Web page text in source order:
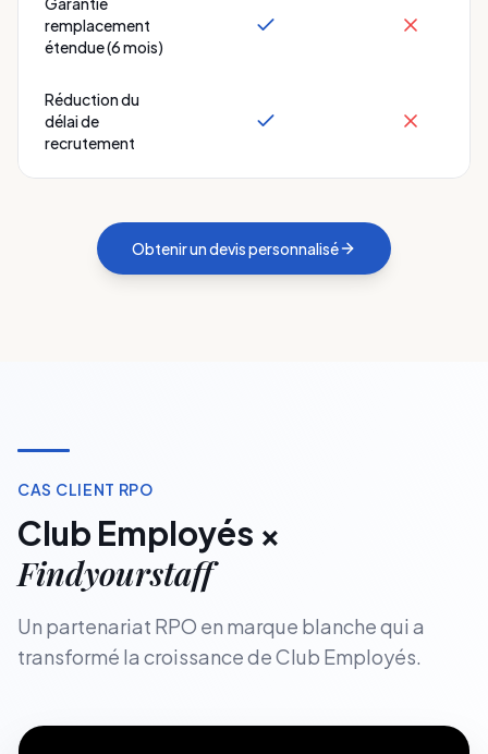
remplacement
étendue (6 mois)
Réduction du
délai de
recrutement
Obtenir un devis personnalisé
CAS CLIENT RPO
Club Employés ×
Findyourstaff
Un partenariat RPO en marque blanche qui a
transformé la croissance de Club Employés.